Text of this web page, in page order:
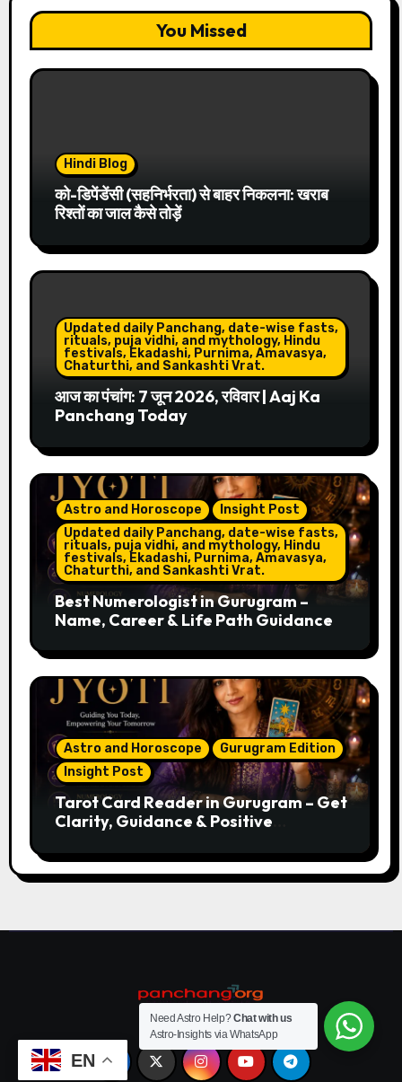
You Missed
Hindi Blog
को-डिपेंडेंसी (सहनिर्भरता) से बाहर निकलना: खराब
रिश्तों का जाल कैसे तोड़ें
Updated daily Panchang, date-wise fasts,
rituals, puja vidhi, and mythology, Hindu
festivals, Ekadashi, Purnima, Amavasya,
Chaturthi, and Sankashti Vrat.
आज का पंचांग: 7 जून 2026, रविवार | Aaj Ka
Panchang Today
Astro and Horoscope
Insight Post
Updated daily Panchang, date-wise fasts,
rituals, puja vidhi, and mythology, Hindu
festivals, Ekadashi, Purnima, Amavasya,
Chaturthi, and Sankashti Vrat.
Best Numerologist in Gurugram –
Name, Career & Life Path Guidance
Astro and Horoscope
Gurugram Edition
Insight Post
Tarot Card Reader in Gurugram – Get
Clarity, Guidance & Positive
EN
Need Astro Help?Chat with us
Astro-Insights via WhatsApp